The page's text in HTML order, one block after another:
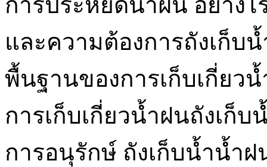
การประหยัดน้ำฝน อย่าง
และความต้องการถังเก็บ
พื้นฐานของการเก็บเกี่ยว
การเก็บเกี่ยวน้ำฝนถังเก็
การอนุรักษ์ ถังเก็บน้ำน้ำ